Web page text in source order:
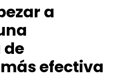
a
efectiva